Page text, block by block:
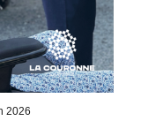
2026